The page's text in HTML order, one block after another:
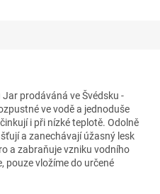
prodáváná ve Švédsku -
ve vodě a jednoduše
i při nízké teplotě. Odolně
a zanechávají úžasný lesk
a zabraňuje vzniku vodního
pouze vložíme do určené